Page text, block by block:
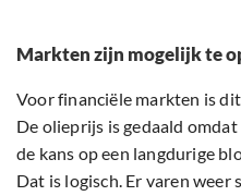
Markten zijn mogelijk te
Voor financiële markten is
De olieprijs is gedaald
de kans op een langdurige
Dat is logisch. Er varen weer